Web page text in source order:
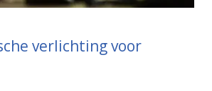
verlichting voor